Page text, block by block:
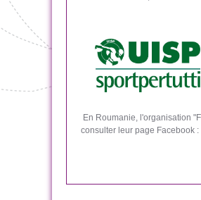
En Roumanie, l'organisation
consulter leur page Facebook :